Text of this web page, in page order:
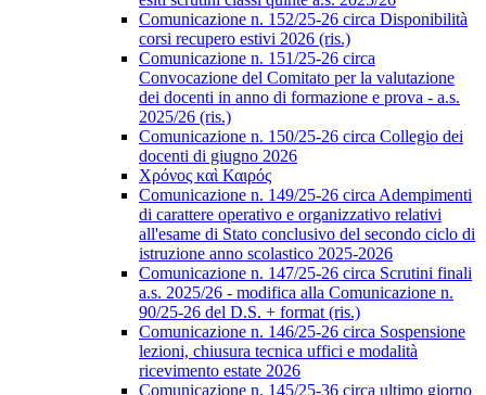
Comunicazione n. 152/25-26 circa Disponibilità
corsi recupero estivi 2026 (ris.)
Comunicazione n. 151/25-26 circa
Convocazione del Comitato per la valutazione
dei docenti in anno di formazione e prova - a.s.
2025/26 (ris.)
Comunicazione n. 150/25-26 circa Collegio dei
docenti di giugno 2026
Χρόνος καὶ Καιρός
Comunicazione n. 149/25-26 circa Adempimenti
di carattere operativo e organizzativo relativi
all'esame di Stato conclusivo del secondo ciclo di
istruzione anno scolastico 2025-2026
Comunicazione n. 147/25-26 circa Scrutini finali
a.s. 2025/26 - modifica alla Comunicazione n.
90/25-26 del D.S. + format (ris.)
Comunicazione n. 146/25-26 circa Sospensione
lezioni, chiusura tecnica uffici e modalità
ricevimento estate 2026
Comunicazione n. 145/25-36 circa ultimo giorno